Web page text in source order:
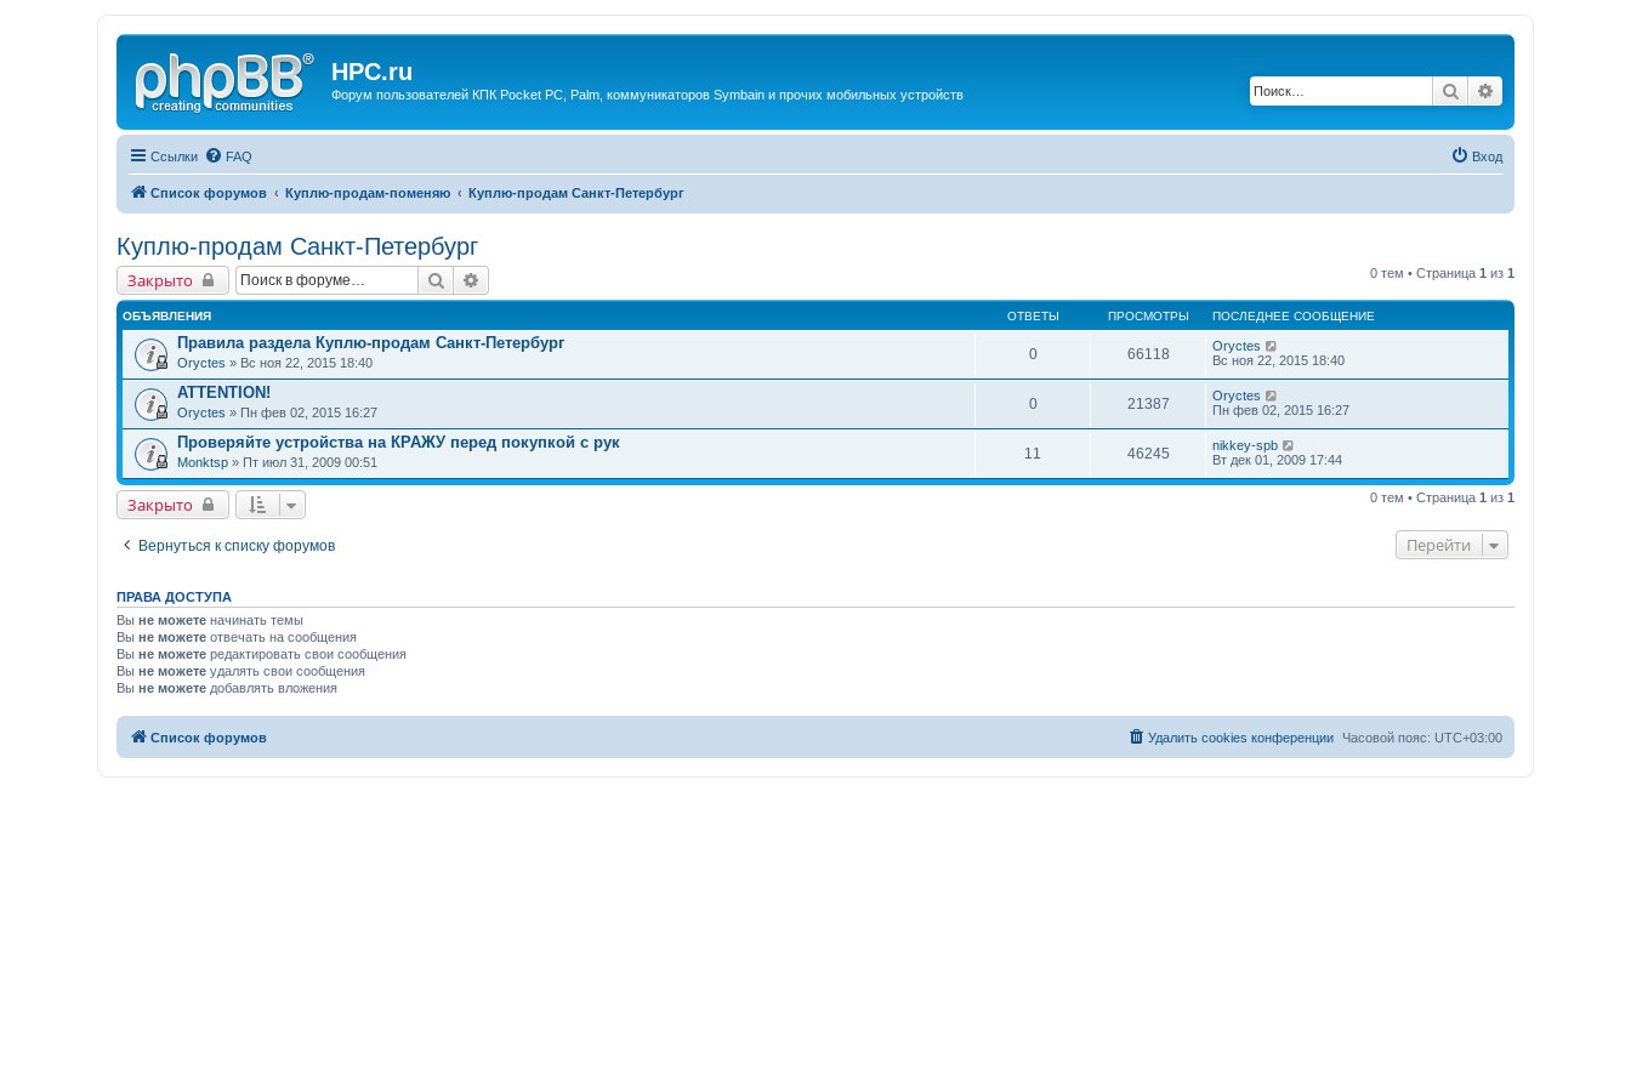
HPC.ru
Форум пользователей КПК Pocket PC, Palm, коммуникаторов Symbain и прочих мобильных устройств Поиск
Ссылки FAQ Вход
Список форумов Куплю-продам-поменяю Куплю-продам Санкт-Петербург
Куплю-продам Санкт-Петербург
Закрыто Поиск 0 тем • Страница 1 из 1
ОБЪЯВЛЕНИЯ ОТВЕТЫ ПРОСМОТРЫ ПОСЛЕДНЕЕ СООБЩЕНИЕ
Правила раздела Куплю-продам Санкт-Петербург
Oryctes » Вс ноя 22, 2015 18:40
0 66118
Oryctes
Вс ноя 22, 2015 18:40
ATTENTION!
Oryctes » Пн фев 02, 2015 16:27
0 21387
Oryctes
Пн фев 02, 2015 16:27
Проверяйте устройства на КРАЖУ перед покупкой с рук
Monktsp » Пт июл 31, 2009 00:51
11 46245
nikkey-spb
Вт дек 01, 2009 17:44
Закрыто 0 тем • Страница 1 из 1
Вернуться к списку форумов Перейти
ПРАВА ДОСТУПА
Вы не можете начинать темы
Вы не можете отвечать на сообщения
Вы не можете редактировать свои сообщения
Вы не можете удалять свои сообщения
Вы не можете добавлять вложения
Список форумов Часовой пояс: UTC+03:00
Удалить cookies конференции